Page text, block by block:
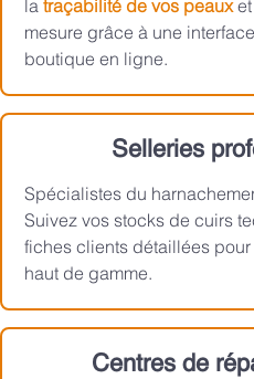
la traçabilité de vos peauxet
mesure grâce à une
boutique en ligne.
Selleries
Spécialistes du
Suivez vos stocks de cuirs
fiches clients détaillées pour
haut de gamme.
Centres de